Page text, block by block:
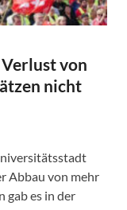
von
nicht
Abbau von mehr
gab es in der